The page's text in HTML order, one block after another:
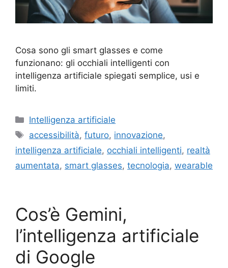
Cosa sono gli smart glasses e come
funzionano: gli occhiali intelligenti con
intelligenza artificiale spiegati semplice, usi e
limiti.
Categorie
Intelligenza artificiale
Tag
accessibilità,futuro, innovazione,
intelligenza artificiale, occhiali intelligenti, realtà
aumentata, smart glasses, tecnologia, wearable
Cos’è Gemini,
l’intelligenza artificiale
di Google